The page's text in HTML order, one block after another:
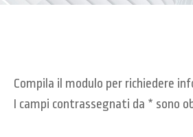
Compila il modulo per richiedere
I campi contrassegnati da * sono